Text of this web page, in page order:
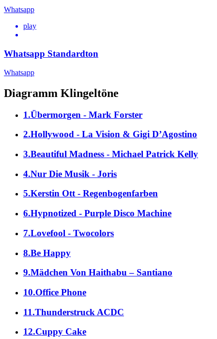
Whatsapp
play
Whatsapp Standardton
Whatsapp
Diagramm Klingeltöne
1.Übermorgen - Mark Forster
2.Hollywood - La Vision & Gigi D’Agostino
3.Beautiful Madness - Michael Patrick Kelly
4.Nur Die Musik - Joris
5.Kerstin Ott - Regenbogenfarben
6.Hypnotized - Purple Disco Machine
7.Lovefool - Twocolors
8.Be Happy
9.Mädchen Von Haithabu – Santiano
10.Office Phone
11.Thunderstruck ACDC
12.Cuppy Cake